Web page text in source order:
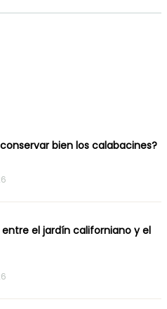
bien los calabacines?
entre el jardín californiano y el